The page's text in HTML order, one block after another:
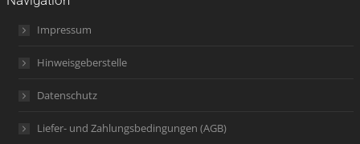
Impressum
Hinweisgeberstelle
Datenschutz
Liefer- und Zahlungsbedingungen (AGB)